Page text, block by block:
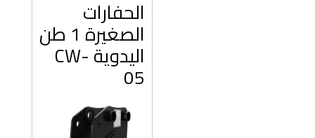
الحفارات
الصغيرة 1 طن
اليدوية CW-
05